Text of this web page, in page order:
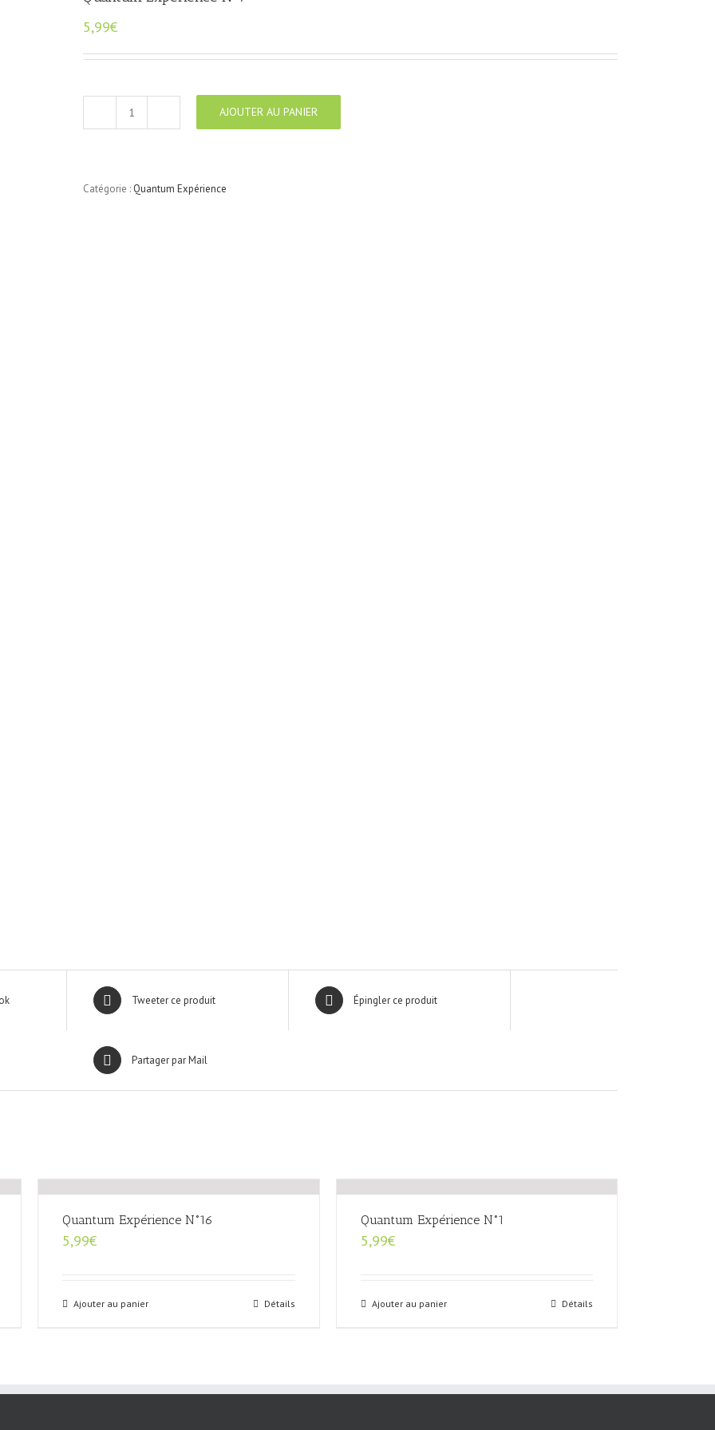
5,99€
quantité
AJOUTER AU PANIER
Catégorie : Quantum Expérience
Tweeter ce produit Épingler ce produit
Partager par Mail
Quantum Expérience N°16
5,99€
Ajouter au panier Détails
Quantum Expérience N°1
5,99€
Ajouter au panier Détails